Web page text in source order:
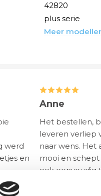
42820
plus serie
Meer
werd
en
Anne
Het bestellen,
leveren verliep
naar wens. Het
mooi en schept
ook eenvoudig